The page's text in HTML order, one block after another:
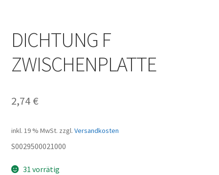
DICHTUNG F
ZWISCHENPLATTE
2,74 €
inkl. 19 % MwSt. zzgl. Versandkosten
S0029500021000
31 vorrätig